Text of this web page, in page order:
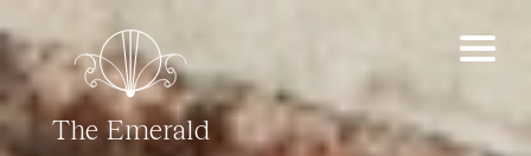
The Emerald